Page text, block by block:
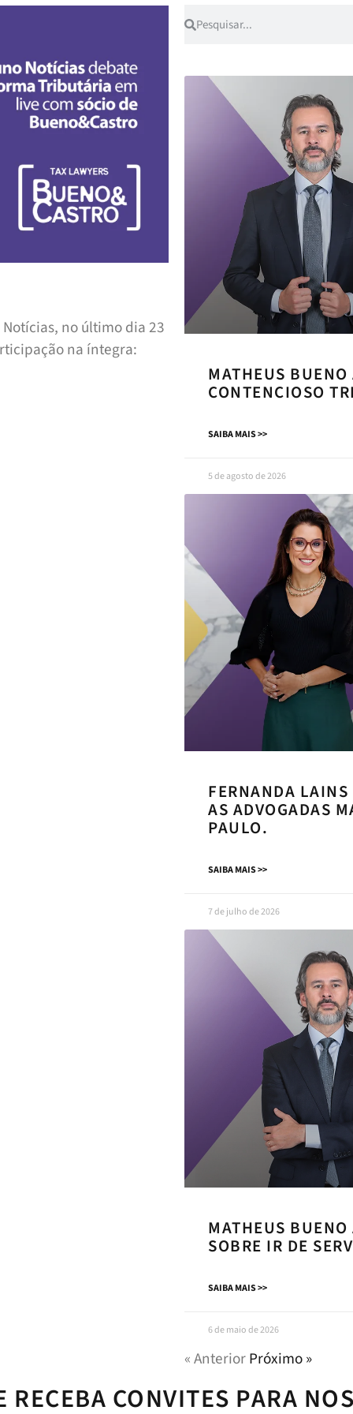
no último dia 23
na íntegra:
MATHEUS
CONTENCIOSO
SAIBA MAIS >>
5 de agosto de 2026
FERNANDA
AS ADVOGADAS
PAULO.
SAIBA MAIS >>
7 de julho de 2026
MATHEUS
SOBRE IR DE
SAIBA MAIS >>
6 de maio de 2026
« AnteriorPróximo »
CONVITES PARA